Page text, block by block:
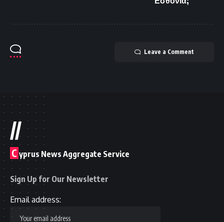
Leave a Comment
//
C yprus News Aggregate Service
Sign Up for Our Newsletter
Email address: